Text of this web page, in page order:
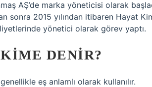
AŞ’de marka yöneticisi olarak
sonra 2015 yılından itibaren Hayat
yönetici olarak görev yaptı.
DENIR?
eş anlamlı olarak kullanılır.